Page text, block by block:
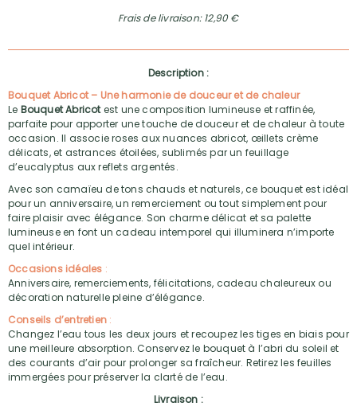
Frais de livraison: 12,90 €
Description :
Bouquet Abricot – Une harmonie de douceur et de chaleur
Le Bouquet Abricotest une composition lumineuse et raffinée,
parfaite pour apporter une touche de douceur et de chaleur à toute
occasion. Il associe roses aux nuances abricot, œillets crème
délicats, et astrances étoilées, sublimés par un feuillage
d’eucalyptus aux reflets argentés.
Avec son camaïeu de tons chauds et naturels, ce bouquet est idéal
pour un anniversaire, un remerciement ou tout simplement pour
faire plaisir avec élégance. Son charme délicat et sa palette
lumineuse en font un cadeau intemporel qui illuminera n’importe
quel intérieur.
Occasions idéales :
Anniversaire, remerciements, félicitations, cadeau chaleureux ou
décoration naturelle pleine d’élégance.
Conseils d’entretien :
Changez l’eau tous les deux jours et recoupez les tiges en biais pour
une meilleure absorption. Conservez le bouquet à l’abri du soleil et
des courants d’air pour prolonger sa fraîcheur. Retirez les feuilles
immergées pour préserver la clarté de l’eau.
Livraison :